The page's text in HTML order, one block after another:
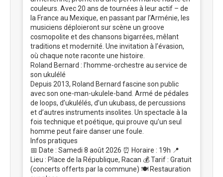
couleurs. Avec 20 ans de tournées à leur actif – de
la France au Mexique, en passant par l’Arménie, les
musiciens déploieront sur scène un groove
cosmopolite et des chansons bigarrées, mêlant
traditions et modernité. Une invitation à l’évasion,
où chaque note raconte une histoire.
Roland Bernard : l’homme-orchestre au service de
son ukulélé
Depuis 2013, Roland Bernard fascine son public
avec son one-man-ukulele-band. Armé de pédales
de loops, d’ukulélés, d’un ukubass, de percussions
et d’autres instruments insolites. Un spectacle à la
fois technique et poétique, qui prouve qu’un seul
homme peut faire danser une foule.
Infos pratiques
📅 Date : Samedi 8 août 2026 ⏰ Horaire : 19h 📍
Lieu : Place de la République, Racan 💰 Tarif : Gratuit
(concerts offerts par la commune) 🍽️ Restauration